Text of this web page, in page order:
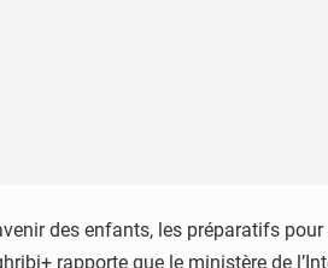
des enfants, les préparatifs
rapporte que le ministère de